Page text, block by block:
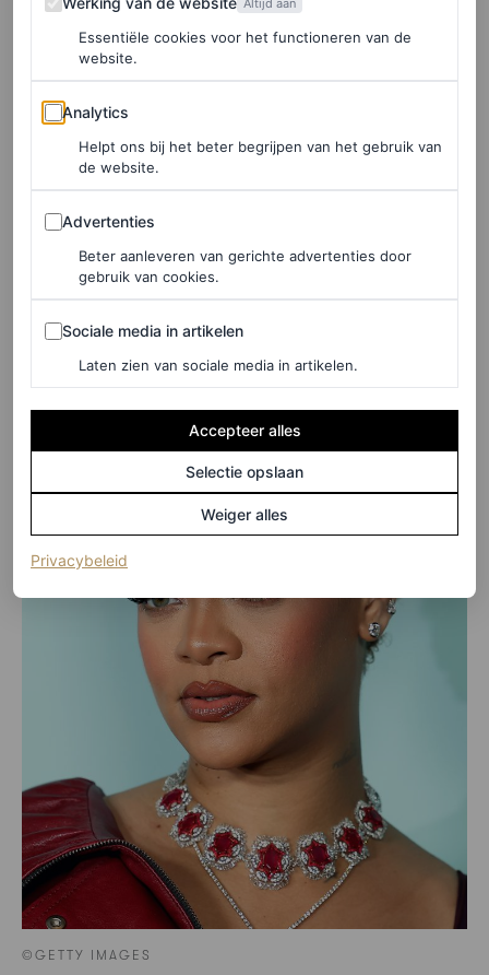
benadrukken. “Jullie weten hoe belangrijk het voor me is
om mijn haar te veranderen”, zei ze in haar
aankondiging, terwijl ze een lichtblonde pixie-pruik
Daarom lanceer ik een flexibele lijn met producten die
spelen en sterker te worden door stijl.”
©GETTY IMAGES
Essentiële cookies voor het functioneren van de
website.
Analytics
Analytics
Helpt ons bij het beter begrijpen van het gebruik van
de website.
Advertenties
Advertenties
Beter aanleveren van gerichte advertenties door
gebruik van cookies.
Sociale media in artikelen
Sociale media in artikelen
Laten zien van sociale media in artikelen.
Accepteer alles
Selectie opslaan
Weiger alles
Privacybeleid